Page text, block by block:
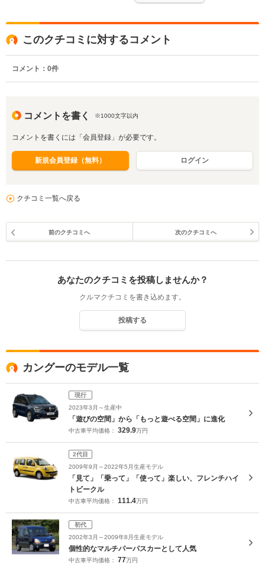
このクチコミに対するコメント
コメント： 0件
コメントを書く ※1000文字以内
コメントを書くには「会員登録」が必要です。
新規会員登録（無料） ログイン
クチコミ一覧へ戻る
前のクチコミへ 次のクチコミへ
あなたのクチコミを投稿しませんか？
クルマクチコミを書き込めます。
投稿する
カングーのモデル一覧
現行
2023年3月～生産中
「遊びの空間」から「もっと遊べる空間」に進化
中古車平均価格： 329.9万円
2代目
2009年9月～2022年5月生産モデル
「見て」「乗って」「使って」楽しい、フレンチハイ
トビークル
中古車平均価格： 111.4万円
初代
2002年3月～2009年8月生産モデル
個性的なマルチパーパスカーとして人気
中古車平均価格： 77万円